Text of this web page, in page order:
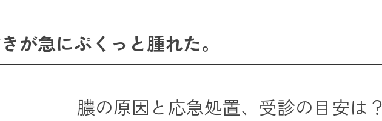
が急にぷくっと腫れた。
膿の原因と応急処置、受診の目安は？